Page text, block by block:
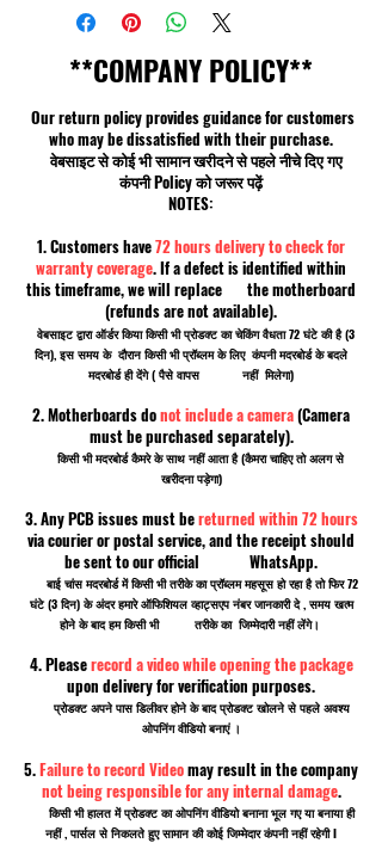
**COMPANY POLICY**
Our return policy provides guidance for customers
who may be dissatisfied with their purchase.
वेबसाइट से कोई भी सामान खरीदने से पहले नीचे दिए गए
कंपनी Policy को जरूर पढ़ें
NOTES:
1. Customers have72 hours delivery to check for
warranty coverage. If a defect is identified within
this timeframe, we will replace the motherboard
(refunds are not available).
वेबसाइट द्वारा ऑर्डर किया किसी भी प्रोडक्ट का चेकिंग वैधता 72 घंटे की है (3
दिन), इस समय के दौरान किसी भी प्रॉब्लम के लिए कंपनी मदरबोर्ड के बदले
मदरबोर्ड ही देंगे ( पैसे वापस नहीं मिलेगा)
2. Motherboards donot include a camera(Camera
must be purchased separately).
किसी भी मदरबोर्ड कैमरे के साथ नहीं आता है (कैमरा चाहिए तो अलग से
खरीदना पड़ेगा)
3. Any PCB issues must bereturned within 72 hours
via courier or postal service, and the receipt should
be sent to our official WhatsApp.
बाई चांस मदरबोर्ड में किसी भी तरीके का प्रॉब्लम महसूस हो रहा है तो फिर 72
घंटे (3 दिन) के अंदर हमारे ऑफिशियल व्हाट्सएप नंबर जानकारी दे , समय खत्म
होने के बाद हम किसी भी तरीके का जिम्मेदारी नहीं लेंगे।
4. Pleaserecord a video while opening the package
upon delivery for verification purposes.
प्रोडक्ट अपने पास डिलीवर होने के बाद प्रोडक्ट खोलने से पहले अवश्य
ओपनिंग वीडियो बनाएं ।
5.Failure to record Videomay result in the company
not being responsible for any internal damage.
किसी भी हालत में प्रोडक्ट का ओपनिंग वीडियो बनाना भूल गए या बनाया ही
नहीं , पार्सल से निकलते हुए सामान की कोई जिम्मेदार कंपनी नहीं रहेगी I